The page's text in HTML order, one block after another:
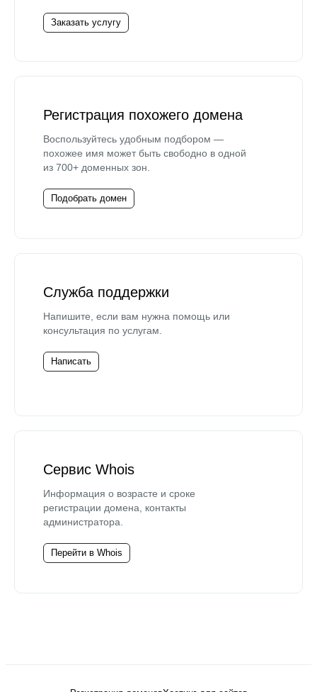
Заказать услугу
Регистрация похожего домена
Воспользуйтесь удобным подбором —
похожее имя может быть свободно в одной
из 700+ доменных зон.
Подобрать домен
Служба поддержки
Напишите, если вам нужна помощь или
консультация по услугам.
Написать
Сервис Whois
Информация о возрасте и сроке
регистрации домена, контакты
администратора.
Перейти в Whois